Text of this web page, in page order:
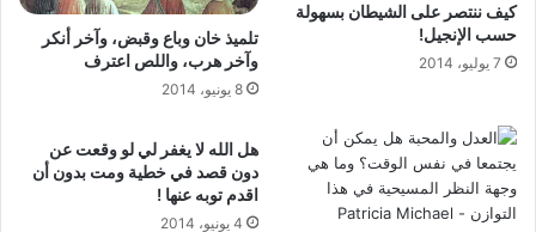
كيف ننتصر على الشيطان بسهولة
حسب الإنجيل!
7 يوليو، 2014
تلميذ خان وباع وقبض، وآخر أنكر
وآخر هرب، واللص اعترف
8 يونيو، 2014
هل الله لا يغفر لي لو وقعت عن
دون قصد في خطية ومت بدون أن
اقدم توبه عنها !
4 يونيو، 2014